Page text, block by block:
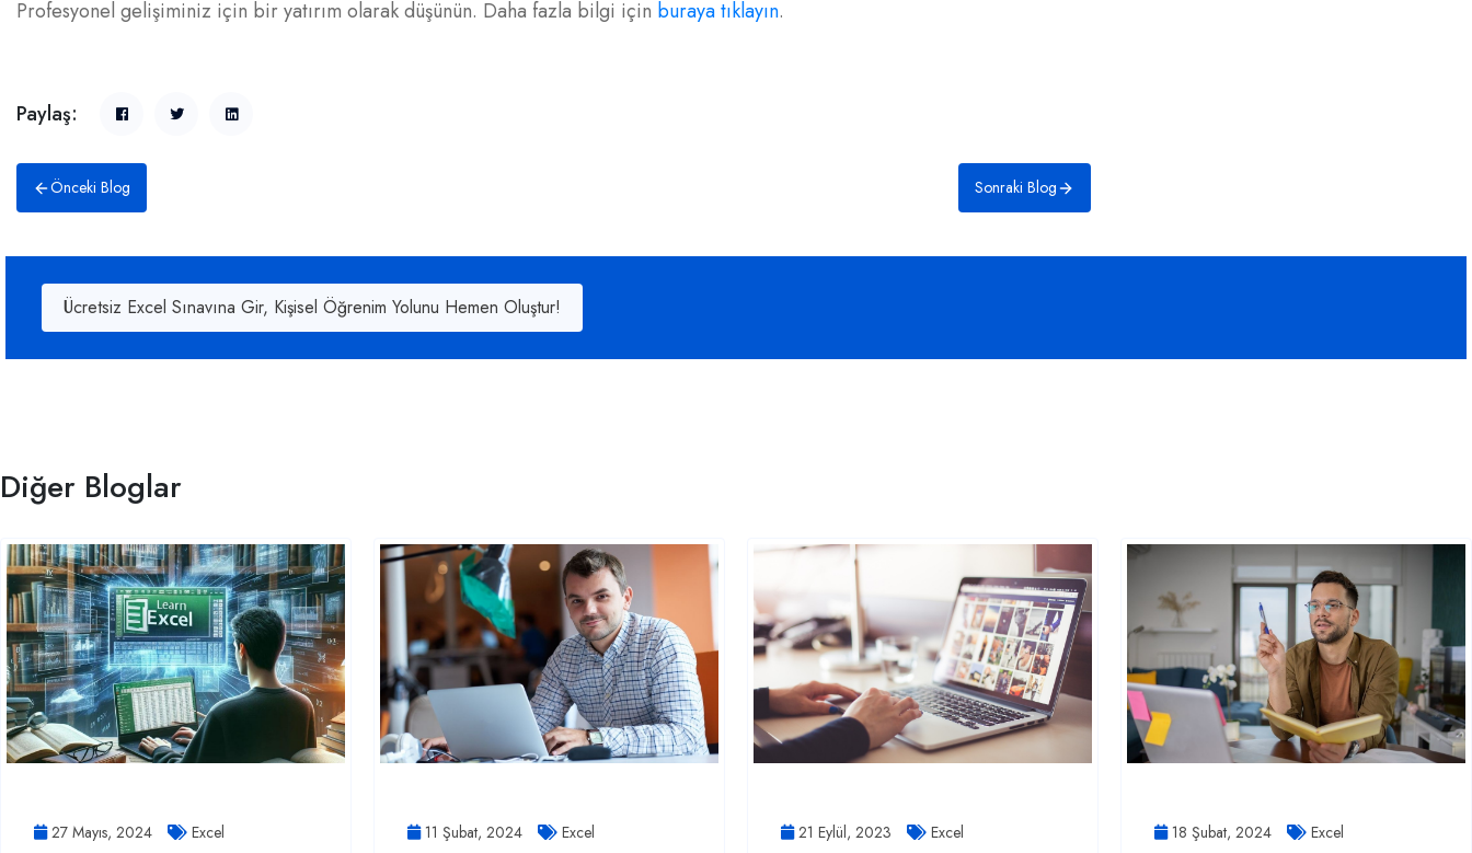
Profesyonel gelişiminiz için bir yatırım olarak düşünün. Daha fazla bilgi için buraya tıklayın.
Paylaş:
Önceki Blog Sonraki Blog
Ücretsiz Excel Sınavına Gir, Kişisel Öğrenim Yolunu Hemen Oluştur!
Diğer Bloglar
27 Mayıs, 2024 Excel 11 Şubat, 2024 Excel 21 Eylül, 2023 Excel 18 Şubat, 2024 Excel